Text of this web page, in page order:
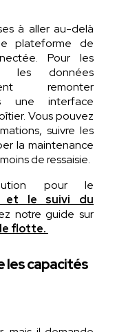
à aller au-delà
plateforme de
Pour les
les données
remonter
une interface
Vous pouvez
suivre les
la maintenance
de ressaisie.
pour le
et le suivi du
notre guide sur
flotte.
capacités